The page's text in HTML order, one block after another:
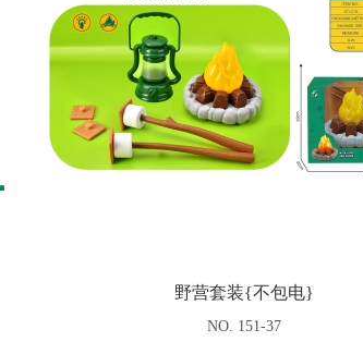
野营套装{不包电}
NO. 151-37